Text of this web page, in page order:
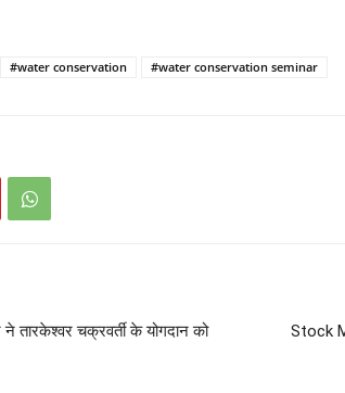
#water conservation #water conservation seminar
तारकेश्वर चक्रवर्ती के योगदान को
Stock